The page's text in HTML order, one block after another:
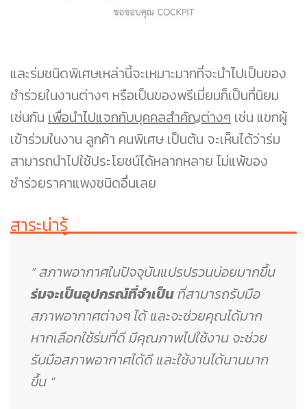
และร่มชนิดพิเศษเหล่านี้จะเหมาะมากที่จะนำไปเป็นของ
ชำร่วยในงานต่างๆ หรือเป็นของพรีเมี่ยมก็เป็นที่นิยม
เช่นกัน เพื่อนำไปแจกกับบุคคลสำคัญต่างๆ เช่น แขกผู้
เข้าร่วมในงาน ลูกค้า คนพิเศษ เป็นต้น จะเห็นได้ว่าร่ม
สามารถนำไปใช้ประโยชน์ได้หลากหลาย ไม่แพ้ของ
ชำร่วยราคาแพงชนิดอื่นเลย
สาระน่ารู้
” สภาพอากาศในปัจจุบันแปรปรวนบ่อยมากขึ้น
ร่มจะเป็นอุปกรณ์ที่จำเป็นที่สามารถรับมือ
สภาพอากาศต่างๆ ได้ และจะช่วยคุณได้มาก
หากเลือกใช้ร่มที่ดี มีคุณภาพไปใช้งาน จะช่วย
รับมือสภาพอากาศได้ดี และใช้งานได้นานมาก
ขึ้น “